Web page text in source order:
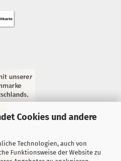
Cookies und andere
Technologien, auch von
Funktionsweise der Website zu